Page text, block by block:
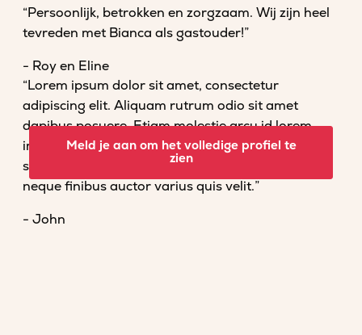
“Persoonlijk, betrokken en zorgzaam. Wij zijn heel
tevreden met Bianca als gastouder!”
- Roy en Eline
“Lorem ipsum dolor sit amet, consectetur
adipiscing elit. Aliquam rutrum odio sit amet
dapibus posuere. Etiam molestie arcu id lorem
imperdiet convallis. Fusce venenatis nisl nec dolor
scelerisque tempor. Vestibulum et magna vel
neque finibus auctor varius quis velit.”
- John
Meld je aan om het volledige profiel te
zien